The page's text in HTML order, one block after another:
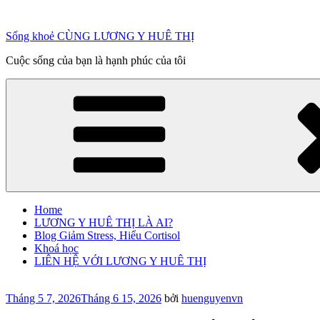
phần
dung
Sống khoẻ CÙNG LƯƠNG Y HUÊ THỊ
Cuộc sống của bạn là hạnh phúc của tôi
Home
LƯƠNG Y HUÊ THỊ LÀ AI?
Blog Giảm Stress, Hiểu Cortisol
Khoá học
LIÊN HỆ VỚI LƯƠNG Y HUÊ THỊ
Đăng
Tháng 5 7, 2026Tháng 6 15, 2026 bởi huenguyenvn